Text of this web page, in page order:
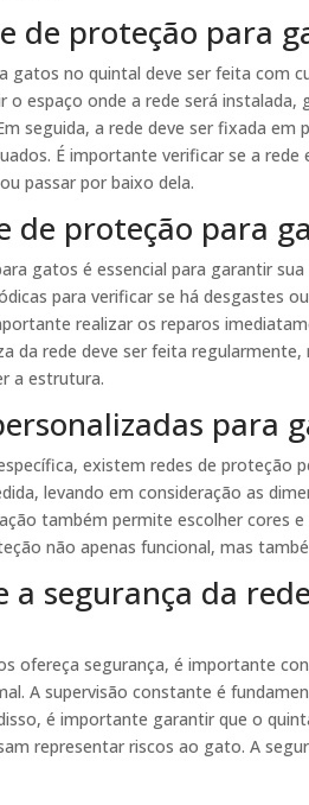
de proteção para
gatos no quintal deve ser feita com
o espaço onde a rede será instalada,
seguida, a rede deve ser fixada em
É importante verificar se a rede
passar por baixo dela.
de proteção para
gatos é essencial para garantir sua
para verificar se há desgastes
realizar os reparos
da rede deve ser feita
a estrutura.
para
existem redes de proteção
levando em consideração as
também permite escolher cores
não apenas funcional, mas
a segurança da
ofereça segurança, é importante
A supervisão constante é
é importante garantir que o
representar riscos ao gato. A